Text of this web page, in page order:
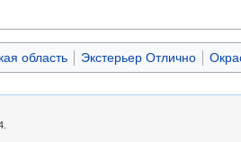
область Экстерьер Отлично